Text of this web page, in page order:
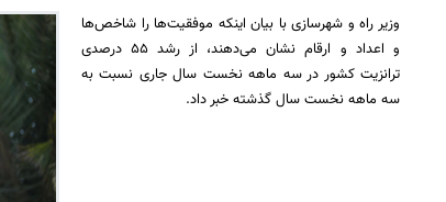
وزیر راه و شهرسازی با بیان اینکه موفقیت‌ها را شاخص‌ها
و اعداد و ارقام نشان می‌دهند، از رشد ۵۵ درصدی
ترانزیت کشور در سه ماهه نخست سال جاری نسبت به
سه ماهه نخست سال گذشته خبر داد.